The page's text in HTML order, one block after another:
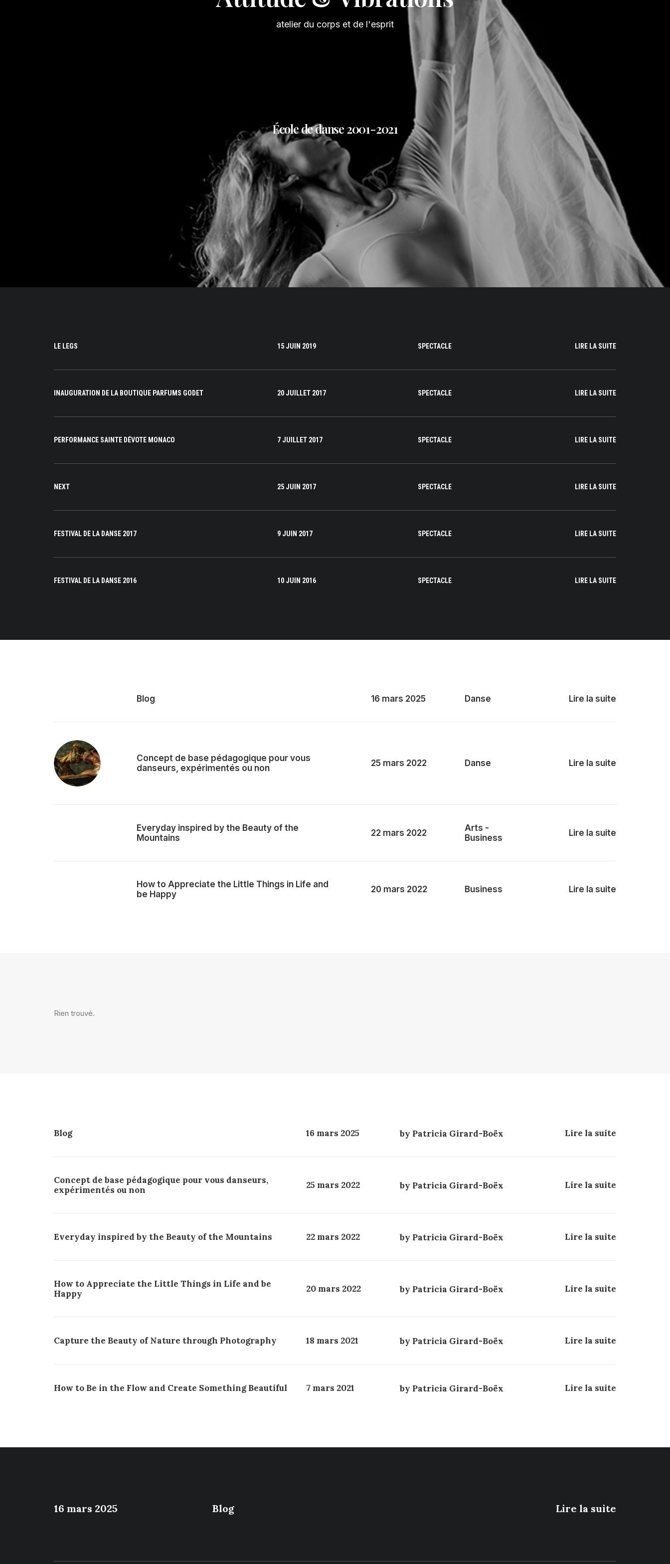
atelier du corps et de l'esprit
École de danse 2001-2021
LE LEGS 15 JUIN 2019 SPECTACLE LIRE LA SUITE
INAUGURATION DE LA BOUTIQUE PARFUMS GODET 20 JUILLET 2017 SPECTACLE LIRE LA SUITE
PERFORMANCE SAINTE DÉVOTE MONACO 7 JUILLET 2017 SPECTACLE LIRE LA SUITE
NEXT 25 JUIN 2017 SPECTACLE LIRE LA SUITE
FESTIVAL DE LA DANSE 2017 9 JUIN 2017 SPECTACLE LIRE LA SUITE
FESTIVAL DE LA DANSE 2016 10 JUIN 2016 SPECTACLE LIRE LA SUITE
Blog 16 mars 2025 Danse Lire la suite
Concept de base pédagogique pour vous
danseurs, expérimentés ou non
25 mars 2022 Danse Lire la suite
Everyday inspired by the Beauty of the
Mountains
22 mars 2022 Arts -
Business
Lire la suite
How to Appreciate the Little Things in Life and
be Happy
20 mars 2022 Business Lire la suite
Rien trouvé.
Blog 16 mars 2025 by Patricia Girard-Boëx Lire la suite
Concept de base pédagogique pour vous danseurs,
expérimentés ou non
25 mars 2022 by Patricia Girard-Boëx Lire la suite
Everyday inspired by the Beauty of the Mountains 22 mars 2022 by Patricia Girard-Boëx Lire la suite
How to Appreciate the Little Things in Life and be
Happy
20 mars 2022 by Patricia Girard-Boëx Lire la suite
Capture the Beauty of Nature through Photography 18 mars 2021 by Patricia Girard-Boëx Lire la suite
How to Be in the Flow and Create Something Beautiful 7 mars 2021 by Patricia Girard-Boëx Lire la suite
16 mars 2025 Blog Lire la suite